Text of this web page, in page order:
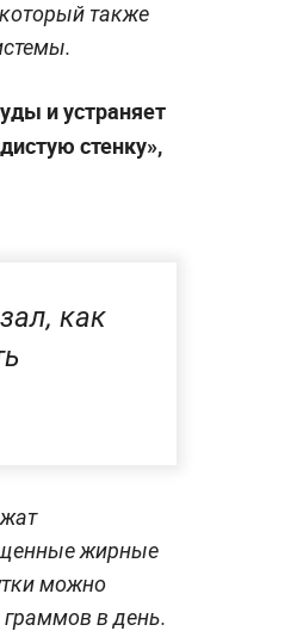
также
и устраняет
стенку»,
как
жирные
можно
в день.